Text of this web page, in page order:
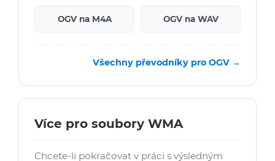
OGV na M4A OGV na WAV
Všechny převodníky pro OGV →
Více pro soubory WMA
Chcete-li pokračovat v práci s výsledným